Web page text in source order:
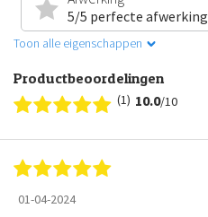
5/5 perfecte afwerking
Toon alle eigenschappen
Productbeoordelingen
(1) 10.0/10
01-04-2024